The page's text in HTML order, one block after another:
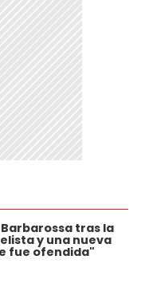
tras la
y una nueva
fue ofendida"